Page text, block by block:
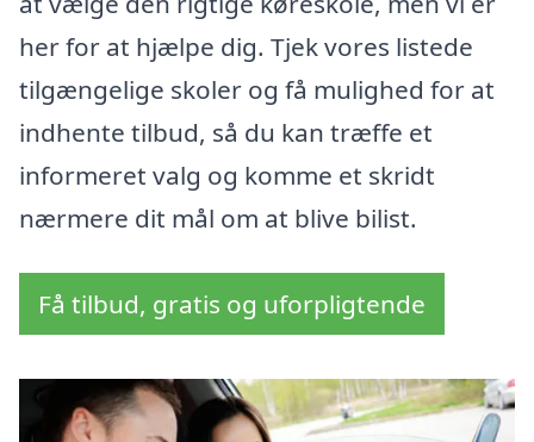
her for at hjælpe dig. Tjek vores listede
tilgængelige skoler og få mulighed for at
indhente tilbud, så du kan træffe et
informeret valg og komme et skridt
nærmere dit mål om at blive bilist.
Få tilbud, gratis og uforpligtende